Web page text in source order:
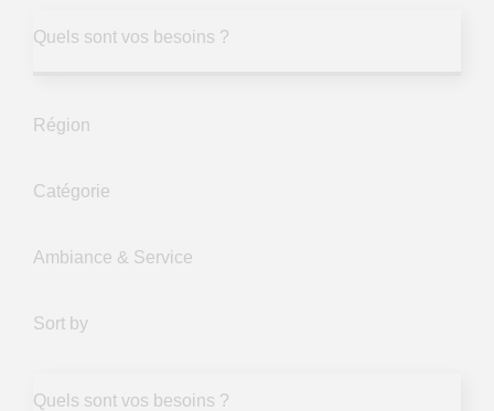
Quels sont vos besoins ?
Région
Catégorie
Ambiance & Service
Sort by
Quels sont vos besoins ?